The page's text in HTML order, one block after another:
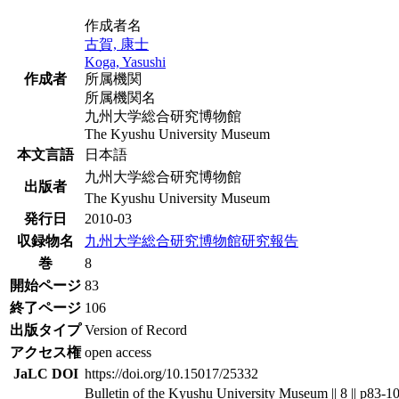
作成者
作成者名
古賀, 康士
Koga, Yasushi
所属機関
所属機関名
九州大学総合研究博物館
The Kyushu University Museum
本文言語
日本語
出版者
九州大学総合研究博物館
The Kyushu University Museum
発行日
2010-03
収録物名
九州大学総合研究博物館研究報告
巻
8
開始ページ 83
終了ページ 106
出版タイプ Version of Record
アクセス権 open access
JaLC DOI https://doi.org/10.15017/25332
Bulletin of the Kyushu University Museum || 8 || p83-